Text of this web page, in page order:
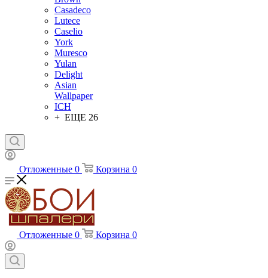
Casadeco
Lutece
Caselio
York
Muresco
Yulan
Delight
Asian
Wallpaper
ICH
+ ЕЩЕ 26
Отложенные 0 Корзина 0
Отложенные 0 Корзина 0